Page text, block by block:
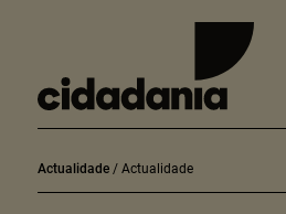
Actualidade Actualidade